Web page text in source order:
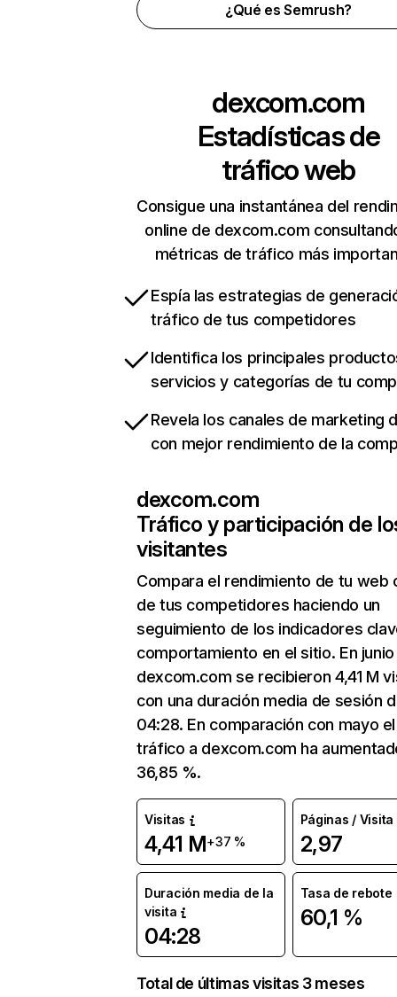
¿Qué es Semrush?
dexcom.com
Estadísticas de
tráfico web
Consigue una instantánea del
online de dexcom.com
métricas de tráfico más
Espía las estrategias de
tráfico de tus competidores
Identifica los principales
servicios y categorías de tu
Revela los canales de marketing
con mejor rendimiento de la
dexcom.com
Tráfico y participación de
visitantes
Compara el rendimiento de tu web
de tus competidores haciendo un
seguimiento de los indicadores
comportamiento en el sitio. En junio
dexcom.com se recibieron 4,41 M
con una duración media de sesión
04:28. En comparación con mayo el
tráfico a dexcom.com ha
36,85 %.
Visitas
4,41 M+37 %
Páginas / Visita
2,97
Duración media de la
visita
04:28
Tasa de rebote
60,1 %
Total de últimas visitas 3 meses